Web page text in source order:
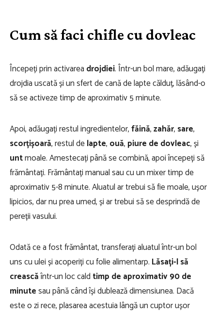
Cum să faci chifle cu dovleac
Începeți prin activarea drojdiei. Într-un bol mare, adăugați
drojdia uscată și un sfert de cană de lapte călduț, lăsând-o
să se activeze timp de aproximativ 5 minute.
Apoi, adăugați restul ingredientelor,făină,zahăr, sare,
scorțișoară, restul delapte, ouă, piure de dovleac, și
untmoale. Amestecați până se combină, apoi începeți să
frământați. Frământați manual sau cu un mixer timp de
aproximativ 5-8 minute. Aluatul ar trebui să fie moale, ușor
lipicios, dar nu prea umed, și ar trebui să se desprindă de
pereții vasului.
Odată ce a fost frământat, transferați aluatul într-un bol
uns cu ulei și acoperiți cu folie alimentarp. Lăsați-l să
creascăîntr-un loc cald timp de aproximativ 90 de
minutesau până când își dublează dimensiunea. Dacă
este o zi rece, plasarea acestuia lângă un cuptor ușor